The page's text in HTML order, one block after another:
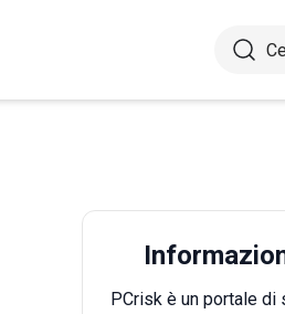
PCrisk è un portale